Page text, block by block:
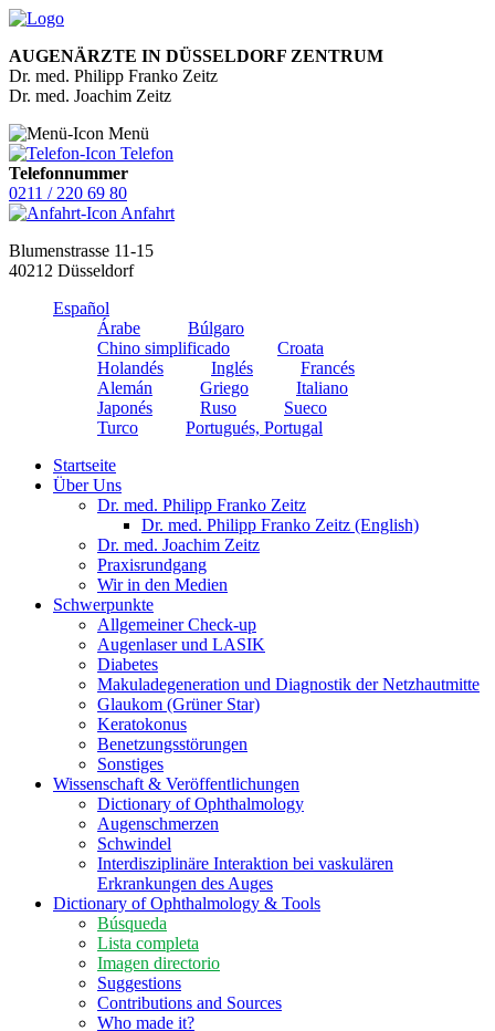
AUGENÄRZTE IN DÜSSELDORF ZENTRUM
Dr. med. Philipp Franko Zeitz
Dr. med. Joachim Zeitz
Menü
Telefon
Telefonnummer
0211 / 220 69 80
Anfahrt
Blumenstrasse 11-15
40212 Düsseldorf
Español
Árabe
Búlgaro
Chino simplificado
Croata
Holandés
Inglés
Francés
Alemán
Griego
Italiano
Japonés
Ruso
Sueco
Turco
Portugués, Portugal
Startseite
Über Uns
Dr. med. Philipp Franko Zeitz
Dr. med. Philipp Franko Zeitz (English)
Dr. med. Joachim Zeitz
Praxisrundgang
Wir in den Medien
Schwerpunkte
Allgemeiner Check-up
Augenlaser und LASIK
Diabetes
Makuladegeneration und Diagnostik der Netzhautmitte
Glaukom (Grüner Star)
Keratokonus
Benetzungsstörungen
Sonstiges
Wissenschaft & Veröffentlichungen
Dictionary of Ophthalmology
Augenschmerzen
Schwindel
Interdisziplinäre Interaktion bei vaskulären
Erkrankungen des Auges
Dictionary of Ophthalmology & Tools
Búsqueda
Lista completa
Imagen directorio
Suggestions
Contributions and Sources
Who made it?